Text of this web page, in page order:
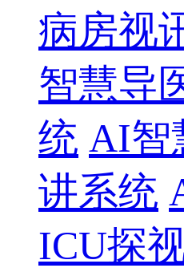
病房视
智慧导
统 AI智
讲系统
ICU探